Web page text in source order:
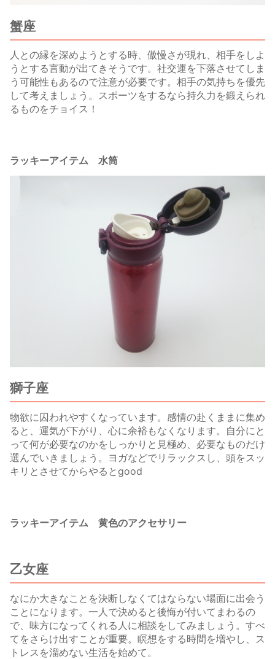
蟹座
人との縁を深めようとする時、傲慢さが現れ、相手をしよ
うとする言動が出てきそうです。社交運を下落させてしま
う可能性もあるので注意が必要です。相手の気持ちを優先
して考えましょう。スポーツをするなら持久力を鍛えられ
るものをチョイス！
ラッキーアイテム 水筒
獅子座
物欲に囚われやすくなっています。感情の赴くままに集め
ると、運気が下がり、心に余裕もなくなります。自分にと
って何が必要なのかをしっかりと見極め、必要なものだけ
選んでいきましょう。ヨガなどでリラックスし、頭をスッ
キリとさせてからやるとgood
ラッキーアイテム 黄色のアクセサリー
乙女座
なにか大きなことを決断しなくてはならない場面に出会う
ことになります。一人で決めると後悔が付いてまわるの
で、味方になってくれる人に相談をしてみましょう。すべ
てをさらけ出すことが重要。瞑想をする時間を増やし、ス
トレスを溜めない生活を始めて。